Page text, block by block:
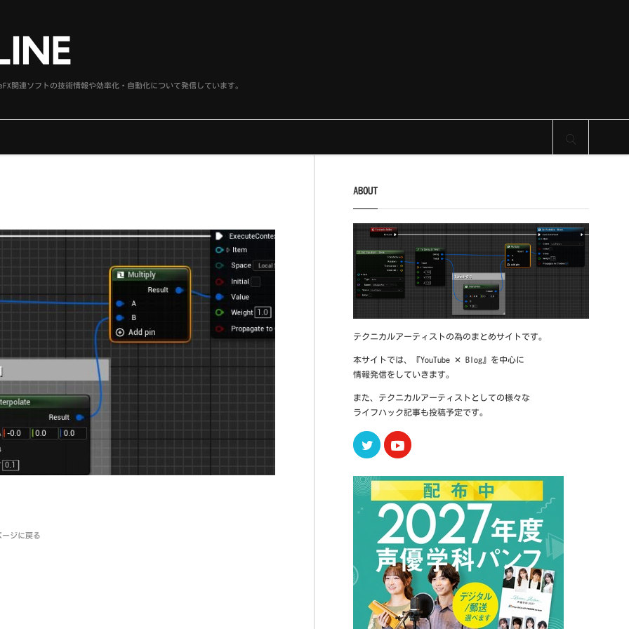
関連ソフトの技術情報や効率化・自動化について発信しています。
ジに戻る
ABOUT
テクニカルアーティストの為のまとめサイトです。
本サイトでは、『YouTube ✕ Blog』を中心に
情報発信をしていきます。
また、テクニカルアーティストとしての様々な
ライフハック記事も投稿予定です。
Twitter